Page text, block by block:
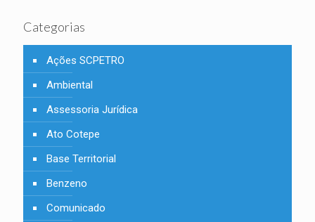
Categorias
Ações SCPETRO
Ambiental
Assessoria Jurídica
Ato Cotepe
Base Territorial
Benzeno
Comunicado